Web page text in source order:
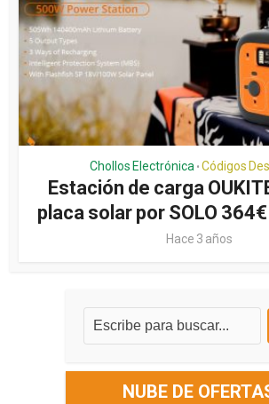
Chollos Electrónica • Códigos
Estación de carga
placa solar por SOLO
Hace 3 años
NUBE DE